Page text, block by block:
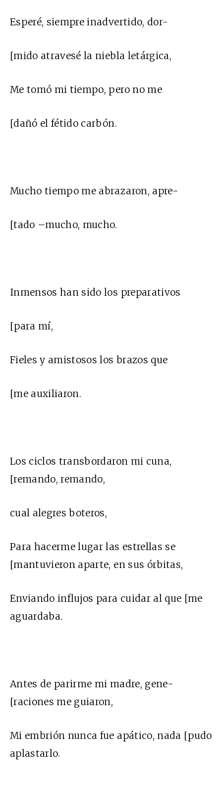
Esperé, siempre inadvertido, dor-
[mido atravesé la niebla letárgica,
Me tomó mi tiempo, pero no me
[dañó el fétido carbón.
Mucho tiempo me abrazaron, apre-
[tado –mucho, mucho.
Inmensos han sido los preparativos
[para mí,
Fieles y amistosos los brazos que
[me auxiliaron.
Los ciclos transbordaron mi cuna,
[remando, remando,
cual alegres boteros,
Para hacerme lugar las estrellas se
[mantuvieron aparte, en sus órbitas,
Enviando influjos para cuidar al que [me
aguardaba.
Antes de parirme mi madre, gene-
[raciones me guiaron,
Mi embrión nunca fue apático, nada [pudo
aplastarlo.